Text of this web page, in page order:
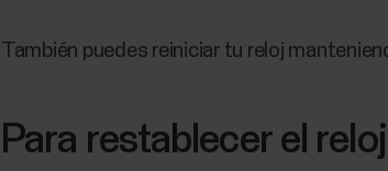
También puedes reiniciar tu reloj
Para restablecer el